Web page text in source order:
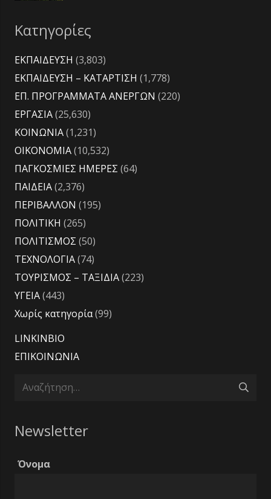
Κατηγορίες
ΕΚΠΑΙΔΕΥΣΗ (3,803)
ΕΚΠΑΙΔΕΥΣΗ – ΚΑΤΑΡΤΙΣΗ (1,778)
ΕΠ. ΠΡΟΓΡΑΜΜΑΤΑ ΑΝΕΡΓΩΝ (220)
ΕΡΓΑΣΙΑ(25,630)
ΚΟΙΝΩΝΙΑ(1,231)
ΟΙΚΟΝΟΜΙΑ(10,532)
ΠΑΓΚΟΣΜΙΕΣ ΗΜΕΡΕΣ (64)
ΠΑΙΔΕΙΑ(2,376)
ΠΕΡΙΒΑΛΛΟΝ (195)
ΠΟΛΙΤΙΚΗ (265)
ΠΟΛΙΤΙΣΜΟΣ (50)
ΤΕΧΝΟΛΟΓΙΑ(74)
ΤΟΥΡΙΣΜΟΣ – ΤΑΞΙΔΙΑ(223)
ΥΓΕΙΑ(443)
Χωρίς κατηγορία(99)
LINKINBIO
ΕΠΙΚΟΙΝΩΝΙΑ
Αναζήτηση
Newsletter
Όνομα